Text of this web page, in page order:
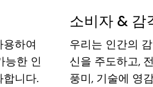
하여
능한 인
니다.
소비자 & 감
우리는 인간의
신을 주도하고,
풍미, 기술에 영